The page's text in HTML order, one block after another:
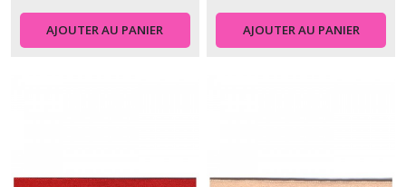
AJOUTER AU PANIER AJOUTER AU PANIER